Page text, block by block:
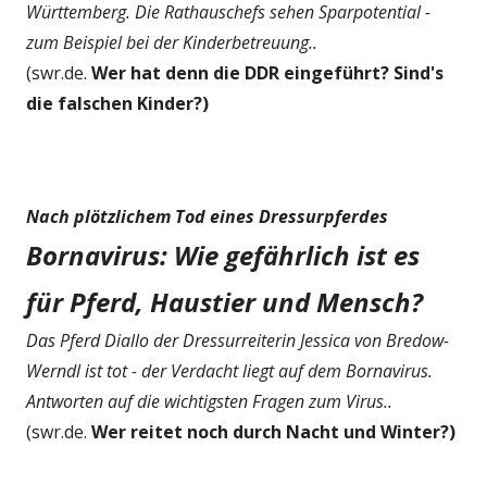
Württemberg. Die Rathauschefs sehen Sparpotential -
zum Beispiel bei der Kinderbetreuung..
(swr.de. Wer hat denn die DDR eingeführt? Sind's
die falschen Kinder?)
Nach plötzlichem Tod eines Dressurpferdes
Bornavirus: Wie gefährlich ist es
für Pferd, Haustier und Mensch?
Das Pferd Diallo der Dressurreiterin Jessica von Bredow-
Werndl ist tot - der Verdacht liegt auf dem Bornavirus.
Antworten auf die wichtigsten Fragen zum Virus..
(swr.de. Wer reitet noch durch Nacht und Winter?)